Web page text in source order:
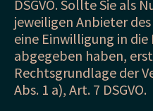
DSGVO. Sollte Sie als
jeweiligen Anbieter
eine Einwilligung in
abgegeben haben,
Rechtsgrundlage der
Abs. 1 a), Art. 7 DSGVO.